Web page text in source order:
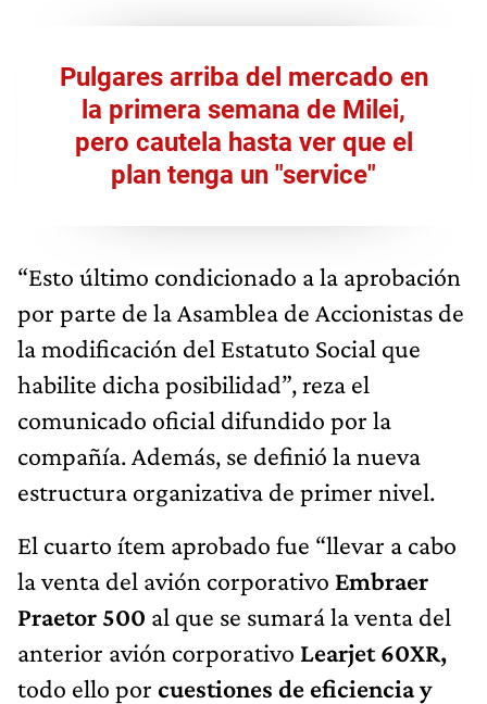
Pulgares arriba del mercado en
la primera semana de Milei,
pero cautela hasta ver que el
plan tenga un "service"
“Esto último condicionado a la aprobación
por parte de la Asamblea de Accionistas de
la modificación del Estatuto Social que
habilite dicha posibilidad”, reza el
comunicado oficial difundido por la
compañía. Además, se definió la nueva
estructura organizativa de primer nivel.
El cuarto ítem aprobado fue “llevar a cabo
la venta del avión corporativo Embraer
Praetor 500 al que se sumará la venta del
anterior avión corporativo Learjet 60XR,
todo ello por cuestiones de eficiencia y